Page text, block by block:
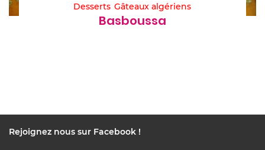
Desserts Gâteaux algériens
Basboussa
Rejoignez nous sur Facebook !